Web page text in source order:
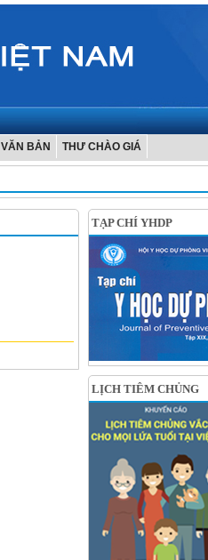
VĂN BẢN THƯ CHÀO GIÁ
TẠP CHÍ YHDP
LỊCH TIÊM CHỦNG